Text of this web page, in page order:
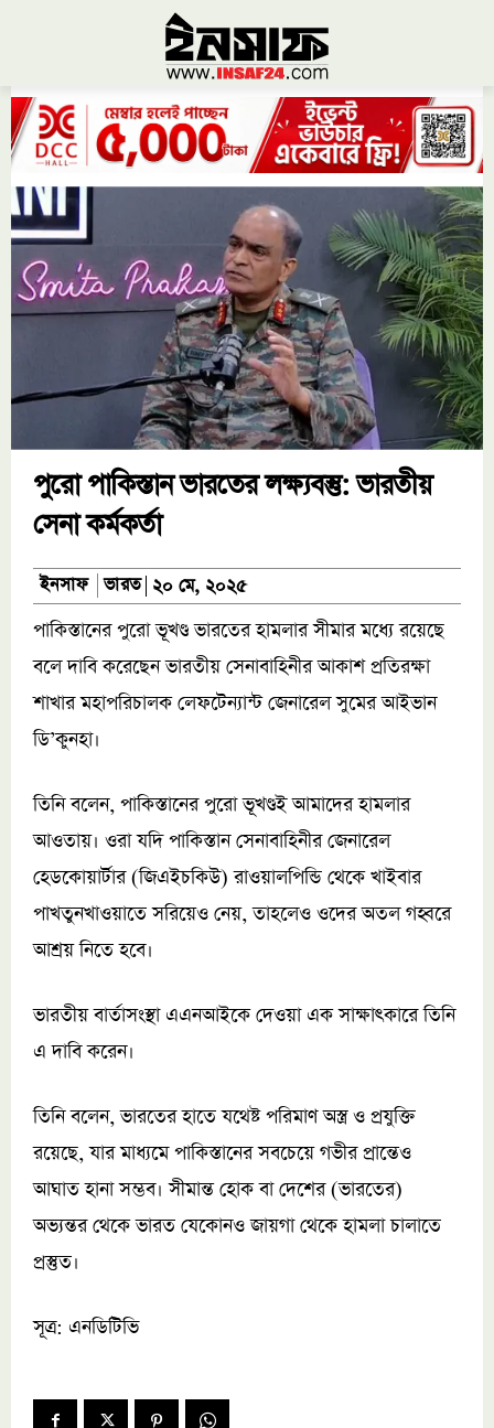
পুরো পাকিস্তান ভারতের লক্ষ্যবস্তু: ভারতীয়
সেনা কর্মকর্তা
ইনসাফ ভারত ২০ মে, ২০২৫
পাকিস্তানের পুরো ভূখণ্ড ভারতের হামলার সীমার মধ্যে রয়েছে
বলে দাবি করেছেন ভারতীয় সেনাবাহিনীর আকাশ প্রতিরক্ষা
শাখার মহাপরিচালক লেফটেন্যান্ট জেনারেল সুমের আইভান
ডি’কুনহা।
তিনি বলেন, পাকিস্তানের পুরো ভূখণ্ডই আমাদের হামলার
আওতায়। ওরা যদি পাকিস্তান সেনাবাহিনীর জেনারেল
হেডকোয়ার্টার (জিএইচকিউ) রাওয়ালপিন্ডি থেকে খাইবার
পাখতুনখাওয়াতে সরিয়েও নেয়, তাহলেও ওদের অতল গহ্বরে
আশ্রয় নিতে হবে।
ভারতীয় বার্তাসংস্থা এএনআইকে দেওয়া এক সাক্ষাৎকারে তিনি
এ দাবি করেন।
তিনি বলেন, ভারতের হাতে যথেষ্ট পরিমাণ অস্ত্র ও প্রযুক্তি
রয়েছে, যার মাধ্যমে পাকিস্তানের সবচেয়ে গভীর প্রান্তেও
আঘাত হানা সম্ভব। সীমান্ত হোক বা দেশের (ভারতের)
অভ্যন্তর থেকে ভারত যেকোনও জায়গা থেকে হামলা চালাতে
প্রস্তুত।
সূত্র: এনডিটিভি